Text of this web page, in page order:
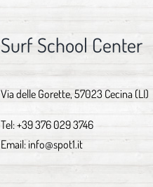
Surf School Center
Via delle Gorette, 57023 Cecina (LI)
Tel:+39 376 029 3746
Email: info@spot1.it